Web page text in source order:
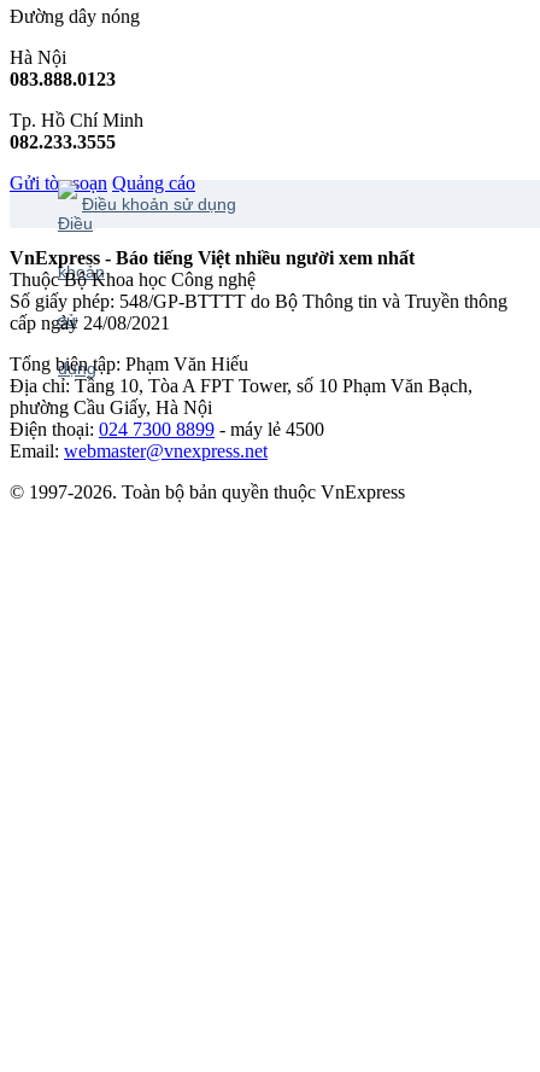
Đường dây nóng
Hà Nội
083.888.0123
Tp. Hồ Chí Minh
082.233.3555
Gửi tòa soạn Quảng cáo
Điều khoản sử dụng
VnExpress - Báo tiếng Việt nhiều người xem nhất
Thuộc Bộ Khoa học Công nghệ
Số giấy phép: 548/GP-BTTTT do Bộ Thông tin và Truyền thông
cấp ngày 24/08/2021
Tổng biên tập: Phạm Văn Hiếu
Địa chỉ: Tầng 10, Tòa A FPT Tower, số 10 Phạm Văn Bạch,
phường Cầu Giấy, Hà Nội
Điện thoại: 024 7300 8899 - máy lẻ 4500
Email: webmaster@vnexpress.net
© 1997-2026. Toàn bộ bản quyền thuộc VnExpress